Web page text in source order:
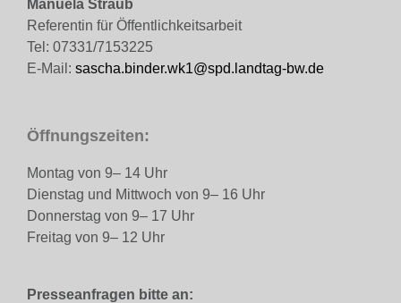
Manuela Straub
Referentin für Öffentlichkeitsarbeit
Tel: 07331/7153225
E-Mail: sascha.binder.wk1@spd.landtag-bw.de
Öffnungszeiten:
Montag von 9– 14 Uhr
Dienstag und Mittwoch von 9– 16 Uhr
Donnerstag von 9– 17 Uhr
Freitag von 9– 12 Uhr
Presseanfragen bitte an: